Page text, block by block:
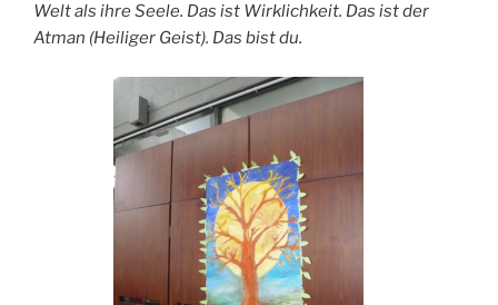
Welt als ihre Seele. Das ist Wirklichkeit. Das ist der
Atman (Heiliger Geist). Das bist du.